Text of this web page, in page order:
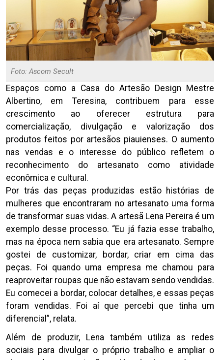
Foto: Ascom Secult
Espaços como a Casa do Artesão Design Mestre
Albertino, em Teresina, contribuem para esse
crescimento ao oferecer estrutura para
comercialização, divulgação e valorização dos
produtos feitos por artesãos piauienses. O aumento
nas vendas e o interesse do público refletem o
reconhecimento do artesanato como atividade
econômica e cultural.
Por trás das peças produzidas estão histórias de
mulheres que encontraram no artesanato uma forma
de transformar suas vidas. A artesã Lena Pereira é um
exemplo desse processo. “Eu já fazia esse trabalho,
mas na época nem sabia que era artesanato. Sempre
gostei de customizar, bordar, criar em cima das
peças. Foi quando uma empresa me chamou para
reaproveitar roupas que não estavam sendo vendidas.
Eu comecei a bordar, colocar detalhes, e essas peças
foram vendidas. Foi aí que percebi que tinha um
diferencial”, relata.
Além de produzir, Lena também utiliza as redes
sociais para divulgar o próprio trabalho e ampliar o